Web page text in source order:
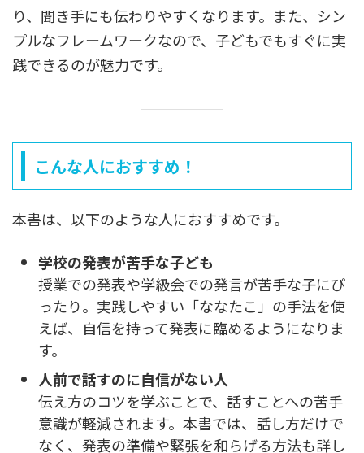
り、聞き手にも伝わりやすくなります。また、シン
プルなフレームワークなので、子どもでもすぐに実
践できるのが魅力です。
こんな人におすすめ！
本書は、以下のような人におすすめです。
学校の発表が苦手な子ども
授業での発表や学級会での発言が苦手な子にぴ
ったり。実践しやすい「ななたこ」の手法を使
えば、自信を持って発表に臨めるようになりま
す。
人前で話すのに自信がない人
伝え方のコツを学ぶことで、話すことへの苦手
意識が軽減されます。本書では、話し方だけで
なく、発表の準備や緊張を和らげる方法も詳し